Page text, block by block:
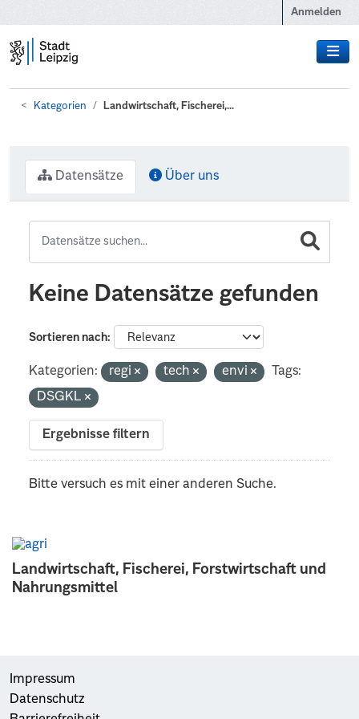
Anmelden
Kategorien Landwirtschaft, Fischerei,...
Landwirtschaft, Fischerei, Forstwirtschaft und
Nahrungsmittel
Datensätze Über uns
Keine Datensätze gefunden
Sortieren nach
Kategorien: regi tech envi
Tags:
DSGKL
Ergebnisse filtern
Bitte versuch es mit einer anderen Suche.
Impressum
Datenschutz